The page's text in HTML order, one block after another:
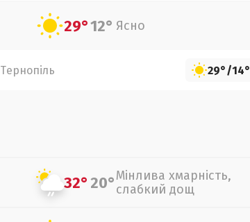
29°12° Ясно
Тернопіль 29°/14°
32°20°Мінлива хмарність,
слабкий дощ